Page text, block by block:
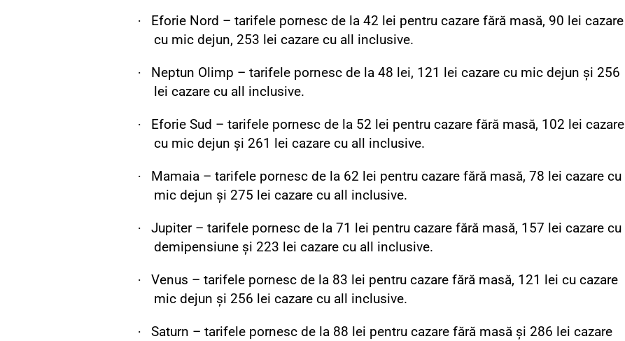
·
Eforie Nord – tarifele pornesc de la 42 lei pentru cazare fără masă, 90 lei cazare
cu mic dejun, 253 lei cazare cu all inclusive.
·
Neptun Olimp – tarifele pornesc de la 48 lei, 121 lei cazare cu mic dejun și 256
lei cazare cu all inclusive.
·
Eforie Sud – tarifele pornesc de la 52 lei pentru cazare fără masă, 102 lei cazare
cu mic dejun și 261 lei cazare cu all inclusive.
·
Mamaia – tarifele pornesc de la 62 lei pentru cazare fără masă, 78 lei cazare cu
mic dejun și 275 lei cazare cu all inclusive.
·
Jupiter – tarifele pornesc de la 71 lei pentru cazare fără masă, 157 lei cazare cu
demipensiune și 223 lei cazare cu all inclusive.
·
Venus – tarifele pornesc de la 83 lei pentru cazare fără masă, 121 lei cu cazare
mic dejun și 256 lei cazare cu all inclusive.
·
Saturn – tarifele pornesc de la 88 lei pentru cazare fără masă și 286 lei cazare